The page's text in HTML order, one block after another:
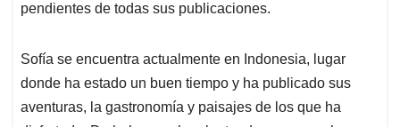
pendientes de todas sus publicaciones.
Sofía se encuentra actualmente en Indonesia, lugar
donde ha estado un buen tiempo y ha publicado sus
aventuras, la gastronomía y paisajes de los que ha